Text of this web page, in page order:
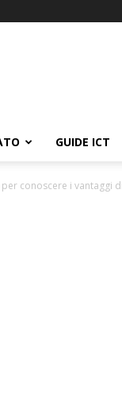
GUIDE ICT
conoscere i vantaggi